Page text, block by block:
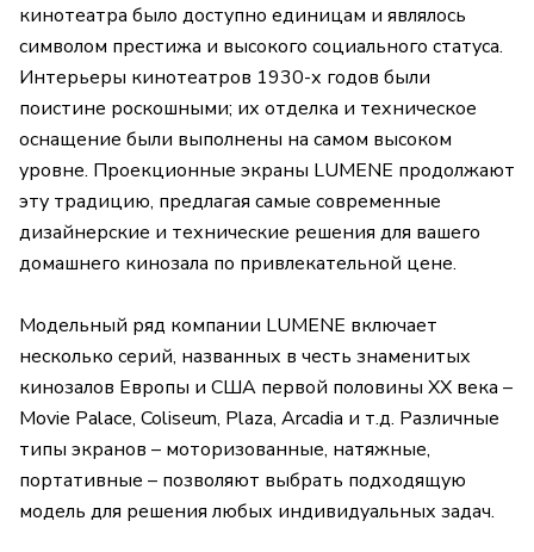
кинотеатра было доступно единицам и являлось
символом престижа и высокого социального статуса.
Интерьеры кинотеатров 1930-х годов были
поистине роскошными; их отделка и техническое
оснащение были выполнены на самом высоком
уровне. Проекционные экраны LUMENE продолжают
эту традицию, предлагая самые современные
дизайнерские и технические решения для вашего
домашнего кинозала по привлекательной цене.
Модельный ряд компании LUMENE включает
несколько серий, названных в честь знаменитых
кинозалов Европы и США первой половины XX века –
Movie Palace, Coliseum, Plaza, Arcadia и т.д. Различные
типы экранов – моторизованные, натяжные,
портативные – позволяют выбрать подходящую
модель для решения любых индивидуальных задач.